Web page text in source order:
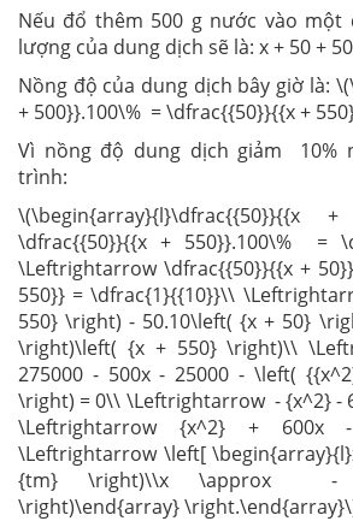
Nếu đổ thêm 500 g nước vào một
lượng của dung dịch sẽ là: x + 50 +
Nồng độ của dung dịch bây giờ là:
+ 500}}.100\% = \dfrac{{50}}{{x +
Vì nồng độ dung dịch giảm 10%
trình:
\dfrac{{50}}{{x + 550}}.100\% =
\Leftrightarrow \dfrac{{50}}{{x +
550}} = \dfrac{1}{{10}}\\
550} \right) - 50.10\left( {x + 50}
\right)\left( {x + 550} \right)\\
275000 - 500x - 25000 - \left(
\right) = 0\\ \Leftrightarrow - {x^2} -
\Leftrightarrow {x^2} +
\Leftrightarrow \left[
{tm} \right)\\x \approx -
\right)\end{array}